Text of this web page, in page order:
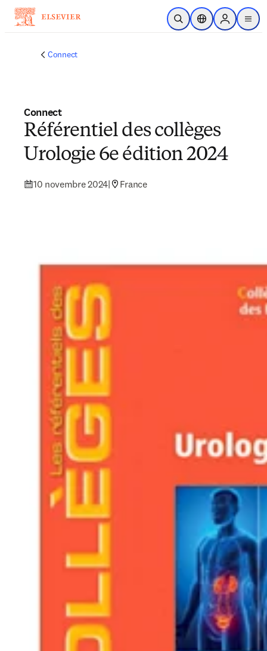
Passer au contenu principal
Ouvrir la recherche
Sélecteur de
Sign in to
menu
Connect
Connect
Référentiel des collèges
Urologie 6e édition 2024
10 novembre 2024| France